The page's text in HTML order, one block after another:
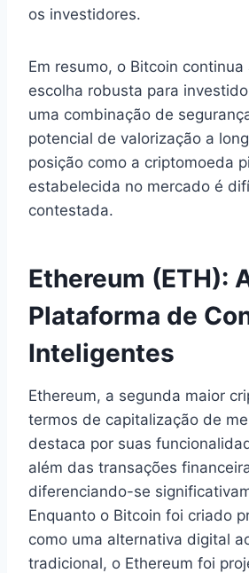
os investidores.
Em resumo, o Bitcoin continua
escolha robusta para
uma combinação de
potencial de valorização a
posição como a criptomoeda
estabelecida no mercado é
contestada.
Ethereum (ETH):
Plataforma de
Inteligentes
Ethereum, a segunda maior
termos de capitalização de
destaca por suas
além das transações
diferenciando-se
Enquanto o Bitcoin foi criado
como uma alternativa digital
tradicional, o Ethereum foi